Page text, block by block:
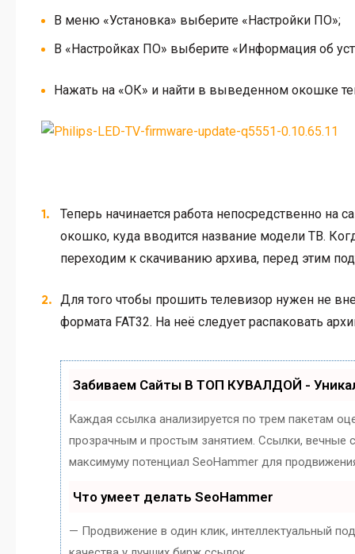
В меню «Установка» выберите «Настройки ПО»;
В «Настройках ПО» выберите «Информация об
Нажать на «ОК» и найти в выведенном окошке
Теперь начинается работа непосредственно на
окошко, куда вводится название модели ТВ.
переходим к скачиванию архива, перед этим
Для того чтобы прошить телевизор нужен не
формата FAT32. На неё следует распаковать
Забиваем Сайты В ТОП КУВАЛДОЙ -
Каждая ссылка анализируется по трем пакетам
прозрачным и простым занятием. Ссылки, вечные
максимуму потенциал SeoHammer для
Что умеет делать SeoHammer
— Продвижение в один клик, интеллектуальный